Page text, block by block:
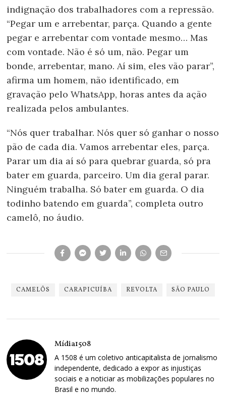
indignação dos trabalhadores com a repressão.
“Pegar um e arrebentar, parça. Quando a gente
pegar e arrebentar com vontade mesmo… Mas
com vontade. Não é só um, não. Pegar um
bonde, arrebentar, mano. Aí sim, eles vão parar”,
afirma um homem, não identificado, em
gravação pelo WhatsApp, horas antes da ação
realizada pelos ambulantes.
“Nós quer trabalhar. Nós quer só ganhar o nosso
pão de cada dia. Vamos arrebentar eles, parça.
Parar um dia aí só para quebrar guarda, só pra
bater em guarda, parceiro. Um dia geral parar.
Ninguém trabalha. Só bater em guarda. O dia
todinho batendo em guarda”, completa outro
camelô, no áudio.
CAMELÔS CARAPICUÍBA REVOLTA SÃO PAULO
Mídia1508
A 1508 é um coletivo anticapitalista de jornalismo
independente, dedicado a expor as injustiças
sociais e a noticiar as mobilizações populares no
Brasil e no mundo.